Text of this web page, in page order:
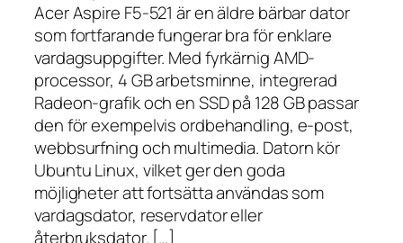
Acer Aspire F5-521 är en äldre bärbar dator
som fortfarande fungerar bra för enklare
vardagsuppgifter. Med fyrkärnig AMD-
processor, 4 GB arbetsminne, integrerad
Radeon-grafik och en SSD på 128 GB passar
den för exempelvis ordbehandling, e-post,
webbsurfning och multimedia. Datorn kör
Ubuntu Linux, vilket ger den goda
möjligheter att fortsätta användas som
vardagsdator, reservdator eller
återbruksdator. […]